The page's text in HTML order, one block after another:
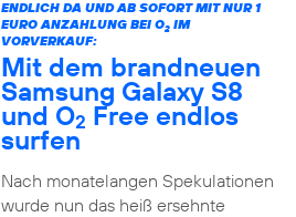
ENDLICH DA UND AB SOFORT MIT NUR 1
EURO ANZAHLUNG BEI O2IM
VORVERKAUF:
Mit dem brandneuen
Samsung Galaxy S8
und O2 Free endlos
surfen
Nach monatelangen Spekulationen
wurde nun das heiß ersehnte